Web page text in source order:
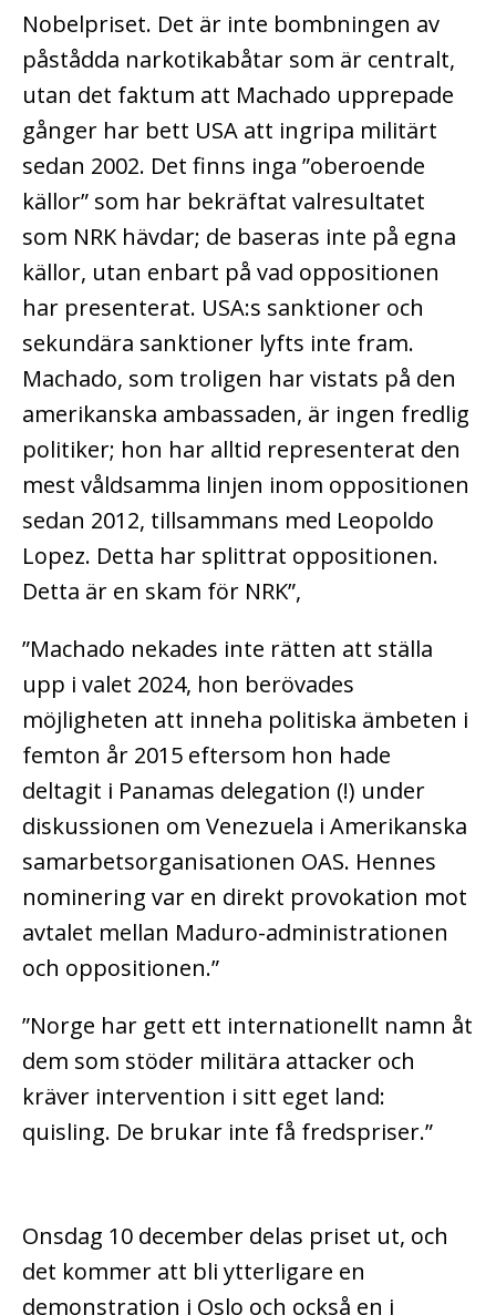
Nobelpriset. Det är inte bombningen av
påstådda narkotikabåtar som är centralt,
utan det faktum att Machado upprepade
gånger har bett USA att ingripa militärt
sedan 2002. Det finns inga ”oberoende
källor” som har bekräftat valresultatet
som NRK hävdar; de baseras inte på egna
källor, utan enbart på vad oppositionen
har presenterat. USA:s sanktioner och
sekundära sanktioner lyfts inte fram.
Machado, som troligen har vistats på den
amerikanska ambassaden, är ingen fredlig
politiker; hon har alltid representerat den
mest våldsamma linjen inom oppositionen
sedan 2012, tillsammans med Leopoldo
Lopez. Detta har splittrat oppositionen.
Detta är en skam för NRK”,
”Machado nekades inte rätten att ställa
upp i valet 2024, hon berövades
möjligheten att inneha politiska ämbeten i
femton år 2015 eftersom hon hade
deltagit i Panamas delegation (!) under
diskussionen om Venezuela i Amerikanska
samarbetsorganisationen OAS. Hennes
nominering var en direkt provokation mot
avtalet mellan Maduro-administrationen
och oppositionen.”
”Norge har gett ett internationellt namn åt
dem som stöder militära attacker och
kräver intervention i sitt eget land:
quisling. De brukar inte få fredspriser.”
Onsdag 10 december delas priset ut, och
det kommer att bli ytterligare en
demonstration i Oslo och också en i